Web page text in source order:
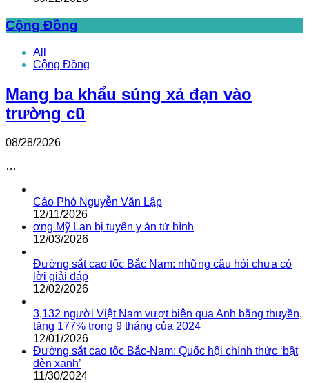
Cộng Đồng
All
Cộng Đồng
Mang ba khẩu súng xả đạn vào
trường cũ
08/28/2026
…
Cáo Phó Nguyễn Văn Lập
12/11/2026
ơng Mỹ Lan bị tuyên y án tử hình
12/03/2026
Đường sắt cao tốc Bắc Nam: những câu hỏi chưa có
lời giải đáp
12/02/2026
3,132 người Việt Nam vượt biên qua Anh bằng thuyền,
tăng 177% trong 9 tháng của 2024
12/01/2026
Đường sắt cao tốc Bắc-Nam: Quốc hội chính thức ‘bật
đèn xanh’
11/30/2024